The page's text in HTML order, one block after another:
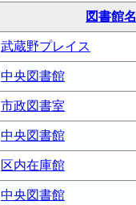
図書館名
武蔵野プレイス
中央図書館
市政図書室
中央図書館
区内在庫館
中央図書館